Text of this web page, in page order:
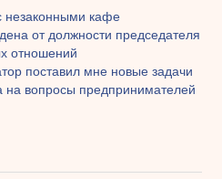
незаконными кафе
от должности председателя
отношений
поставил мне новые задачи
на вопросы предпринимателей